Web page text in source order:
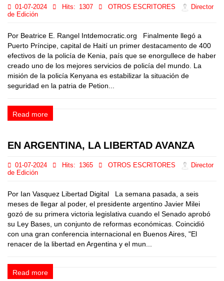
01-07-2024 Hits: 1307 OTROS ESCRITORES
Director
de Edición
Por Beatrice E. Rangel Intdemocratic.org Finalmente llegó a
Puerto Príncipe, capital de Haití un primer destacamento de 400
efectivos de la policía de Kenia, país que se enorgullece de haber
creado uno de los mejores servicios de policía del mundo. La
misión de la policía Kenyana es estabilizar la situación de
seguridad en la patria de Petion...
Read more
EN ARGENTINA, LA LIBERTAD AVANZA
01-07-2024 Hits: 1365 OTROS ESCRITORES
Director
de Edición
Por Ian Vasquez Libertad Digital La semana pasada, a seis
meses de llegar al poder, el presidente argentino Javier Milei
gozó de su primera victoria legislativa cuando el Senado aprobó
su Ley Bases, un conjunto de reformas económicas. Coincidió
con una gran conferencia internacional en Buenos Aires, "El
renacer de la libertad en Argentina y el mun...
Read more